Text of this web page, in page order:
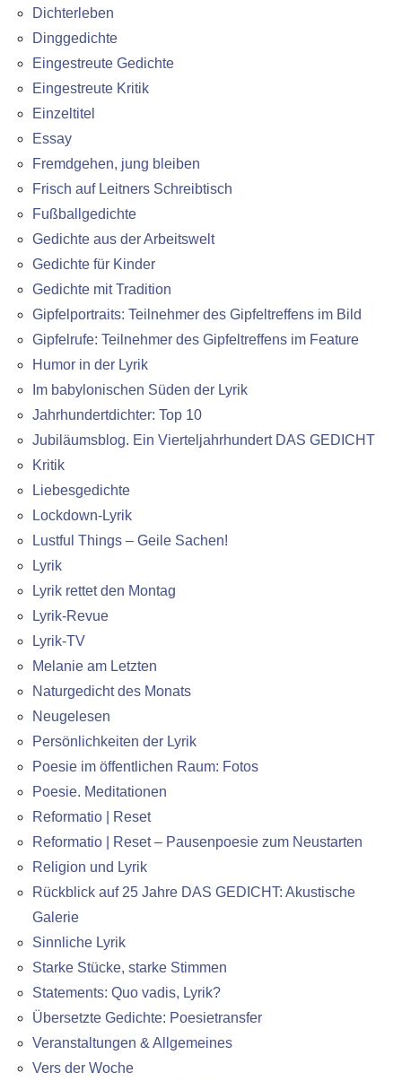
Dichterleben
Dinggedichte
Eingestreute Gedichte
Eingestreute Kritik
Einzeltitel
Essay
Fremdgehen, jung bleiben
Frisch auf Leitners Schreibtisch
Fußballgedichte
Gedichte aus der Arbeitswelt
Gedichte für Kinder
Gedichte mit Tradition
Gipfelportraits: Teilnehmer des Gipfeltreffens im Bild
Gipfelrufe: Teilnehmer des Gipfeltreffens im Feature
Humor in der Lyrik
Im babylonischen Süden der Lyrik
Jahrhundertdichter: Top 10
Jubiläumsblog. Ein Vierteljahrhundert DAS GEDICHT
Kritik
Liebesgedichte
Lockdown-Lyrik
Lustful Things – Geile Sachen!
Lyrik
Lyrik rettet den Montag
Lyrik-Revue
Lyrik-TV
Melanie am Letzten
Naturgedicht des Monats
Neugelesen
Persönlichkeiten der Lyrik
Poesie im öffentlichen Raum: Fotos
Poesie. Meditationen
Reformatio | Reset
Reformatio | Reset – Pausenpoesie zum Neustarten
Religion und Lyrik
Rückblick auf 25 Jahre DAS GEDICHT: Akustische
Galerie
Sinnliche Lyrik
Starke Stücke, starke Stimmen
Statements: Quo vadis, Lyrik?
Übersetzte Gedichte: Poesietransfer
Veranstaltungen & Allgemeines
Vers der Woche